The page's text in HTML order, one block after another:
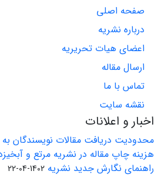
صفحه اصلی
درباره نشریه
اعضای هیات تحریریه
ارسال مقاله
تماس با ما
نقشه سایت
اخبار و اعلانات
محدودیت دریافت مقالات نویسندگان
هزینه چاپ مقاله در نشریه مرتع و
راهنمای نگارش جدید نشریه 1402-04-22